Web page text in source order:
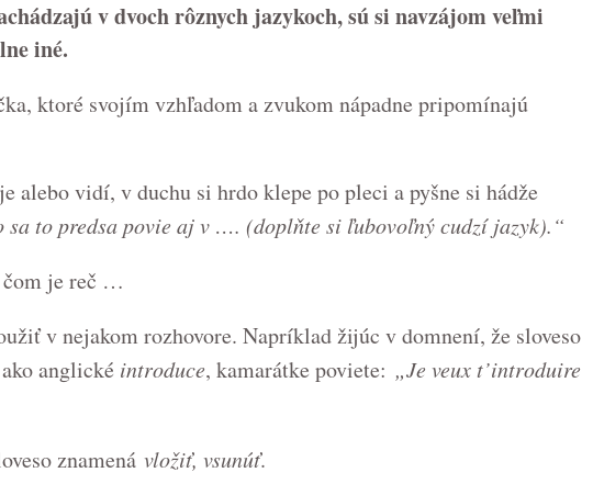
v dvoch rôznych jazykoch, sú si navzájom veľmi
iné.
ktoré svojím vzhľadom a zvukom nápadne pripomínajú
alebo vidí, v duchu si hrdo klepe po pleci a pyšne si hádže
sa to predsa povie aj v …. (doplňte si ľubovoľný cudzí jazyk).“
čom je reč …
v nejakom rozhovore. Napríklad žijúc v domnení, že sloveso
anglické introduce, kamarátke poviete: „Je veux t’introduire
znamená vložiť, vsunúť.